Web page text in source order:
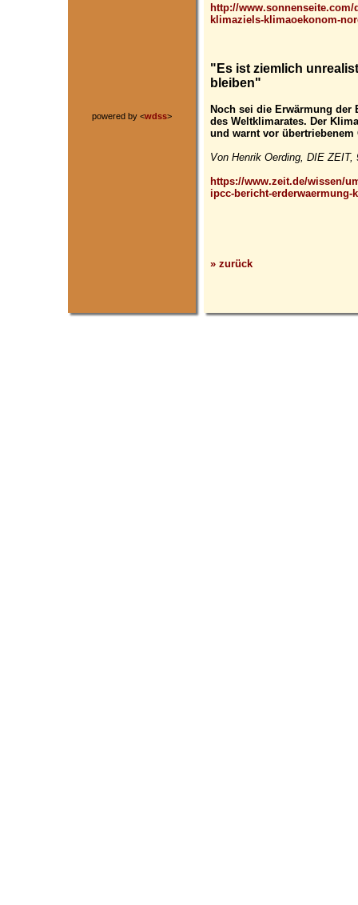
powered by <wdss>
http://
klimaziels-klimaoekonom-
"Es ist ziemlich
bleiben"
Noch sei die Erwärmung der
des Weltklimarates. Der
und warnt vor
Von Henrik Oerding, DIE ZEIT,
https://www.zeit.de/wissen/
ipcc-bericht-erderwaermung-
» zurück